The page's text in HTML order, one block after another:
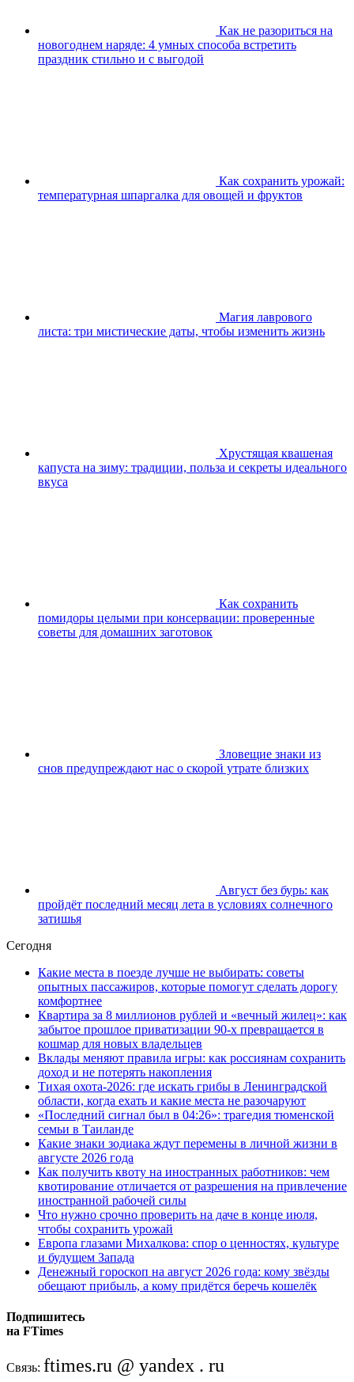
Как не разориться на
новогоднем наряде: 4 умных способа встретить
праздник стильно и с выгодой
Как сохранить урожай:
температурная шпаргалка для овощей и фруктов
Магия лаврового
листа: три мистические даты, чтобы изменить жизнь
Хрустящая квашеная
капуста на зиму: традиции, польза и секреты идеального
вкуса
Как сохранить
помидоры целыми при консервации: проверенные
советы для домашних заготовок
Зловещие знаки из
снов предупреждают нас о скорой утрате близких
Август без бурь: как
пройдёт последний месяц лета в условиях солнечного
затишья
Сегодня
Какие места в поезде лучше не выбирать: советы
опытных пассажиров, которые помогут сделать дорогу
комфортнее
Квартира за 8 миллионов рублей и «вечный жилец»: как
забытое прошлое приватизации 90-х превращается в
кошмар для новых владельцев
Вклады меняют правила игры: как россиянам сохранить
доход и не потерять накопления
Тихая охота-2026: где искать грибы в Ленинградской
области, когда ехать и какие места не разочаруют
«Последний сигнал был в 04:26»: трагедия тюменской
семьи в Таиланде
Какие знаки зодиака ждут перемены в личной жизни в
августе 2026 года
Как получить квоту на иностранных работников: чем
квотирование отличается от разрешения на привлечение
иностранной рабочей силы
Что нужно срочно проверить на даче в конце июля,
чтобы сохранить урожай
Европа глазами Михалкова: спор о ценностях, культуре
и будущем Запада
Денежный гороскоп на август 2026 года: кому звёзды
обещают прибыль, а кому придётся беречь кошелёк
Подпишитесь
на FTimes
Связь: ftimes.ru @ yandex . ru